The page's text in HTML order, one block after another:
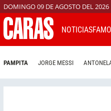
DOMINGO 09 DE AGOSTO DEL 2026
NOTICIAS
PAMPITA JORGE MESSI